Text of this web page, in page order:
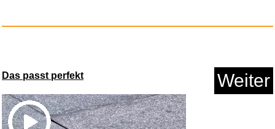
Das passt perfekt Weiter